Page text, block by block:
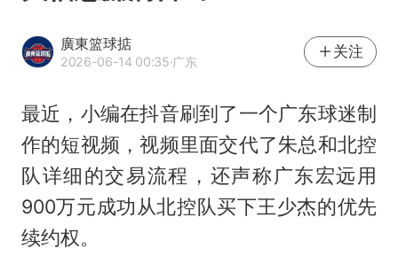
廣東篮球掂
2026-06-14 00:35·广东
关注
最近，小编在抖音刷到了一个广东球迷制
作的短视频，视频里面交代了朱总和北控
队详细的交易流程，还声称广东宏远用
900万元成功从北控队买下王少杰的优先
续约权。